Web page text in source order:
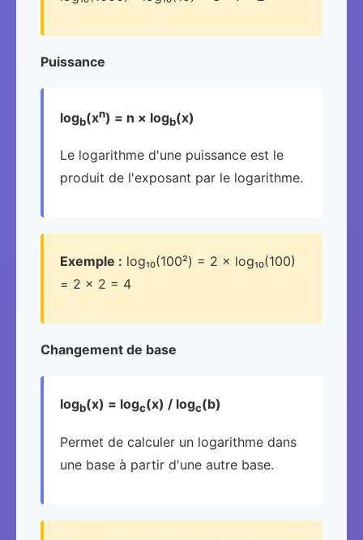
Puissance
logb(xn) = n × logb(x)
Le logarithme d'une puissance est le
produit de l'exposant par le logarithme.
Exemple : log₁₀(100²) = 2 × log₁₀(100)
= 2 × 2 = 4
Changement de base
logb(x) = logc(x) / logc(b)
Permet de calculer un logarithme dans
une base à partir d'une autre base.